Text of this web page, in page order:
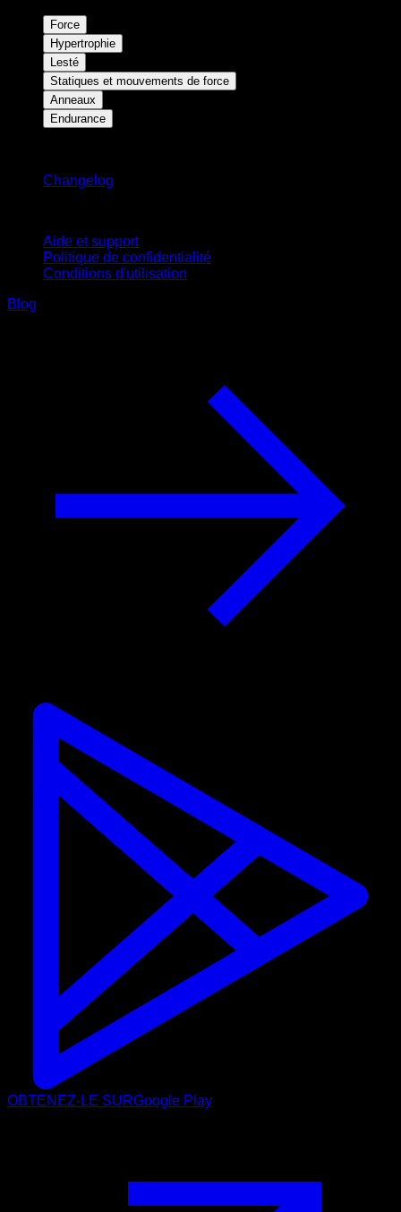
Force
Hypertrophie
Lesté
Statiques et mouvements de force
Anneaux
Endurance
Changelog
Aide et support
Politique de confidentialité
Conditions d'utilisation
Blog
OBTENEZ-LE SURGoogle Play